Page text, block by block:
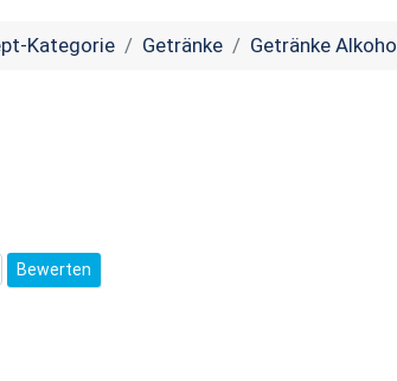
Kategorie Getränke Getränke